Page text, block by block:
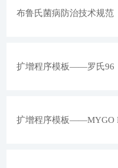
布鲁氏菌病防治技术规范
扩增程序模板——罗氏96
扩增程序模板——MYGO